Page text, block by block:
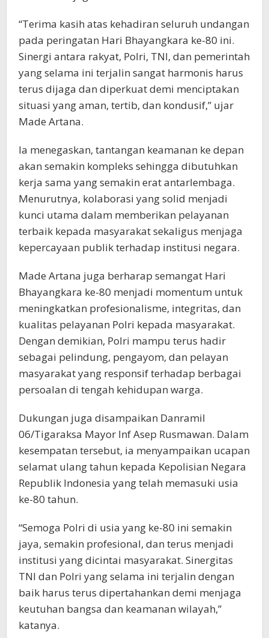
“Terima kasih atas kehadiran seluruh undangan
pada peringatan Hari Bhayangkara ke-80 ini.
Sinergi antara rakyat, Polri, TNI, dan pemerintah
yang selama ini terjalin sangat harmonis harus
terus dijaga dan diperkuat demi menciptakan
situasi yang aman, tertib, dan kondusif,” ujar
Made Artana.
Ia menegaskan, tantangan keamanan ke depan
akan semakin kompleks sehingga dibutuhkan
kerja sama yang semakin erat antarlembaga.
Menurutnya, kolaborasi yang solid menjadi
kunci utama dalam memberikan pelayanan
terbaik kepada masyarakat sekaligus menjaga
kepercayaan publik terhadap institusi negara.
Made Artana juga berharap semangat Hari
Bhayangkara ke-80 menjadi momentum untuk
meningkatkan profesionalisme, integritas, dan
kualitas pelayanan Polri kepada masyarakat.
Dengan demikian, Polri mampu terus hadir
sebagai pelindung, pengayom, dan pelayan
masyarakat yang responsif terhadap berbagai
persoalan di tengah kehidupan warga.
Dukungan juga disampaikan Danramil
06/Tigaraksa Mayor Inf Asep Rusmawan. Dalam
kesempatan tersebut, ia menyampaikan ucapan
selamat ulang tahun kepada Kepolisian Negara
Republik Indonesia yang telah memasuki usia
ke-80 tahun.
“Semoga Polri di usia yang ke-80 ini semakin
jaya, semakin profesional, dan terus menjadi
institusi yang dicintai masyarakat. Sinergitas
TNI dan Polri yang selama ini terjalin dengan
baik harus terus dipertahankan demi menjaga
keutuhan bangsa dan keamanan wilayah,”
katanya.